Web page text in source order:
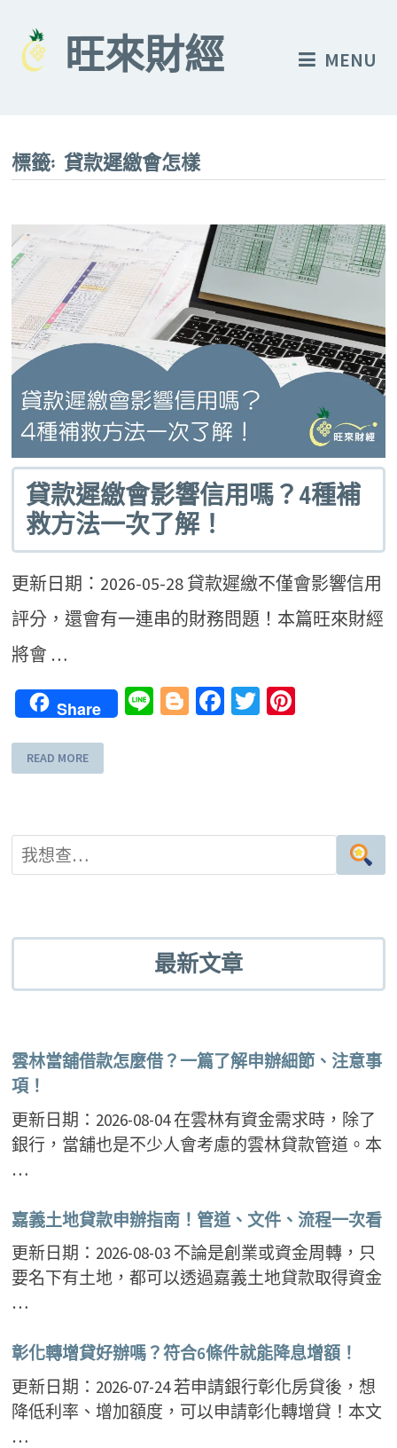
content
旺來財經 MENU
標籤:貸款遲繳會怎樣
貸款遲繳會影響信用嗎？4種補
救方法一次了解！
更新日期：2026-05-28 貸款遲繳不僅會影響信用
評分，還會有一連串的財務問題！本篇旺來財經
將會 …
Share LineBlogger
Facebook
Twitter
READ MORE
最新文章
雲林當舖借款怎麼借？一篇了解申辦細節、注意事
項！
更新日期：2026-08-04 在雲林有資金需求時，除了
銀行，當舖也是不少人會考慮的雲林貸款管道。本
…
嘉義土地貸款申辦指南！管道、文件、流程一次看
更新日期：2026-08-03 不論是創業或資金周轉，只
要名下有土地，都可以透過嘉義土地貸款取得資金
…
彰化轉增貸好辦嗎？符合6條件就能降息增額！
更新日期：2026-07-24 若申請銀行彰化房貸後，想
降低利率、增加額度，可以申請彰化轉增貸！本文
…